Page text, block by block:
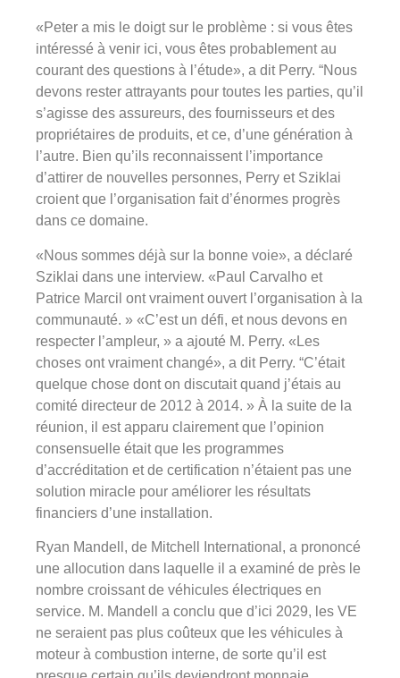
«Peter a mis le doigt sur le problème : si vous êtes
intéressé à venir ici, vous êtes probablement au
courant des questions à l’étude», a dit Perry. “Nous
devons rester attrayants pour toutes les parties, qu’il
s’agisse des assureurs, des fournisseurs et des
propriétaires de produits, et ce, d’une génération à
l’autre. Bien qu’ils reconnaissent l’importance
d’attirer de nouvelles personnes, Perry et Sziklai
croient que l’organisation fait d’énormes progrès
dans ce domaine.
«Nous sommes déjà sur la bonne voie», a déclaré
Sziklai dans une interview. «Paul Carvalho et
Patrice Marcil ont vraiment ouvert l’organisation à la
communauté. » «C’est un défi, et nous devons en
respecter l’ampleur, » a ajouté M. Perry. «Les
choses ont vraiment changé», a dit Perry. “C’était
quelque chose dont on discutait quand j’étais au
comité directeur de 2012 à 2014. » À la suite de la
réunion, il est apparu clairement que l’opinion
consensuelle était que les programmes
d’accréditation et de certification n’étaient pas une
solution miracle pour améliorer les résultats
financiers d’une installation.
Ryan Mandell, de Mitchell International, a prononcé
une allocution dans laquelle il a examiné de près le
nombre croissant de véhicules électriques en
service. M. Mandell a conclu que d’ici 2029, les VE
ne seraient pas plus coûteux que les véhicules à
moteur à combustion interne, de sorte qu’il est